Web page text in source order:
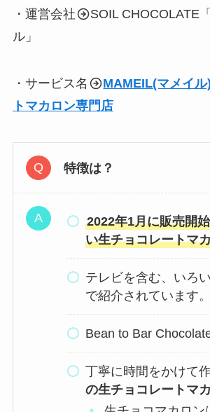
・運営会社
SOIL CHOCOLATE
ル」
・サービス名
MAMEIL(マメイ
トマカロン専門店
特徴は？
2022年1月に販売開
い生チョコレートマ
テレビを含む、いろ
で紹介されています。
Bean to Bar
丁寧に時間をかけて
の生チョコレートマ